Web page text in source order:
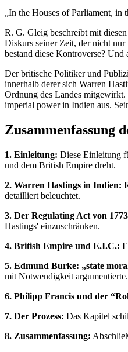
„In the Houses of Parliament, in
R. G. Gleig beschreibt mit
Diskurs seiner Zeit, der nicht
bestand diese Kontroverse?
Der britische Politiker und
innerhalb derer sich Warren
Ordnung des Landes
imperial power in Indien aus.
Zusammenfassung
1. Einleitung: Diese Einleitung
und dem British Empire dreht.
2. Warren Hastings in Indien:
detailliert beleuchtet.
3. Der Regulating Act von
Hastings' einzuschränken.
4. British Empire und E.I.C.:
5. Edmund Burke: „state
mit Notwendigkeit argumentierte.
6. Philipp Francis und der
7. Der Prozess: Das Kapitel
8. Zusammenfassung: